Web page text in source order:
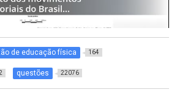
de educação física 164
questões 22076